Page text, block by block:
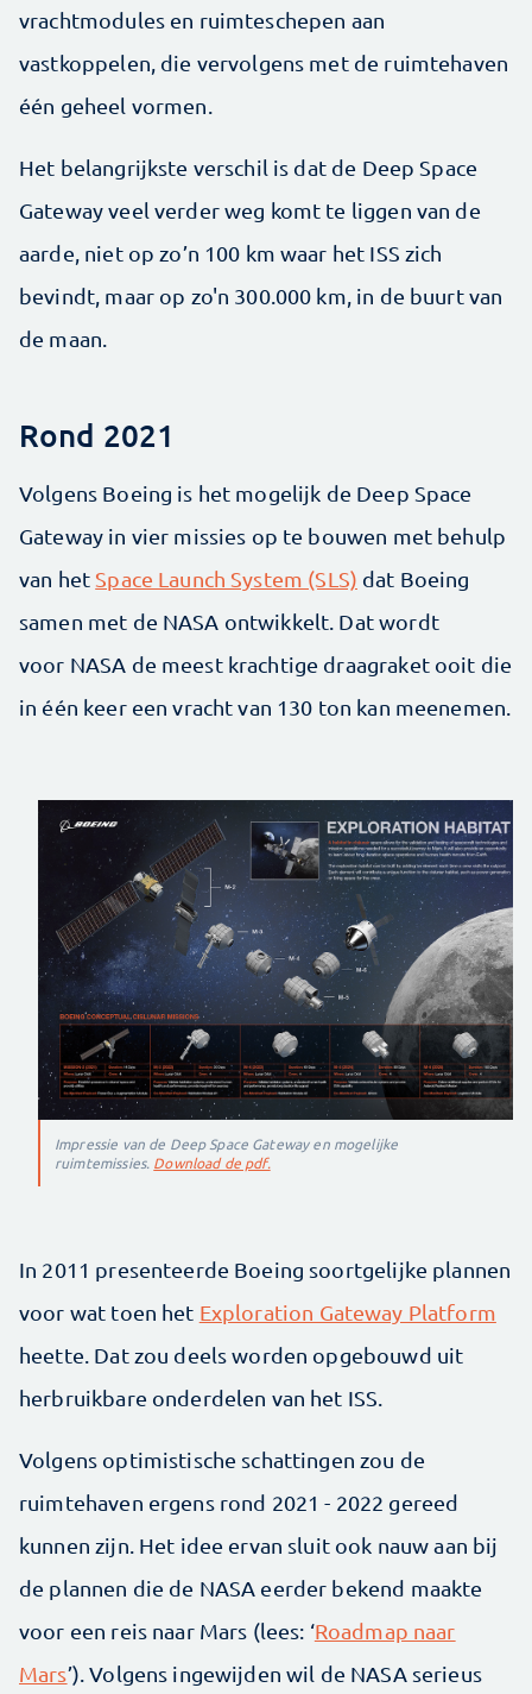
vrachtmodules en ruimteschepen aan
vastkoppelen, die vervolgens met de ruimtehaven
één geheel vormen.
Het belangrijkste verschil is dat de Deep Space
Gateway veel verder weg komt te liggen van de
aarde, niet op zo’n 100 km waar het ISS zich
bevindt, maar op zo'n 300.000 km, in de buurt van
de maan.
Rond 2021
Volgens Boeing is het mogelijk de Deep Space
Gateway in vier missies op te bouwen met behulp
van het Space Launch System (SLS) dat Boeing
samen met de NASA ontwikkelt. Dat wordt
voor NASA de meest krachtige draagraket ooit die
in één keer een vracht van 130 ton kan meenemen.
Impressie van de Deep Space Gateway en mogelijke
ruimtemissies. Download de pdf.
In 2011 presenteerde Boeing soortgelijke plannen
voor wat toen het Exploration Gateway Platform
heette. Dat zou deels worden opgebouwd uit
herbruikbare onderdelen van het ISS.
Volgens optimistische schattingen zou de
ruimtehaven ergens rond 2021 - 2022 gereed
kunnen zijn. Het idee ervan sluit ook nauw aan bij
de plannen die de NASA eerder bekend maakte
voor een reis naar Mars (lees: ‘Roadmap naar
Mars’). Volgens ingewijden wil de NASA serieus